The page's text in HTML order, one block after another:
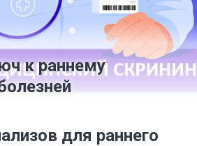
к раннему
для раннего